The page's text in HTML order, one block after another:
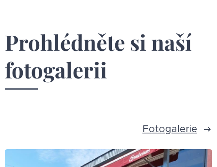
Prohlédněte si naší
fotogalerii
Fotogalerie